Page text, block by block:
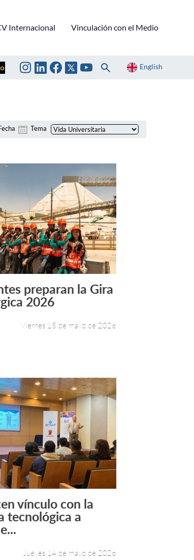
Internacional Vinculación con el Medio
English
Tema
Leer más +
preparan la Gira
2026
Viernes 15 de mayo de 2026
Leer más +
vínculo con la
tecnológica a
Jueves 14 de mayo de 2026